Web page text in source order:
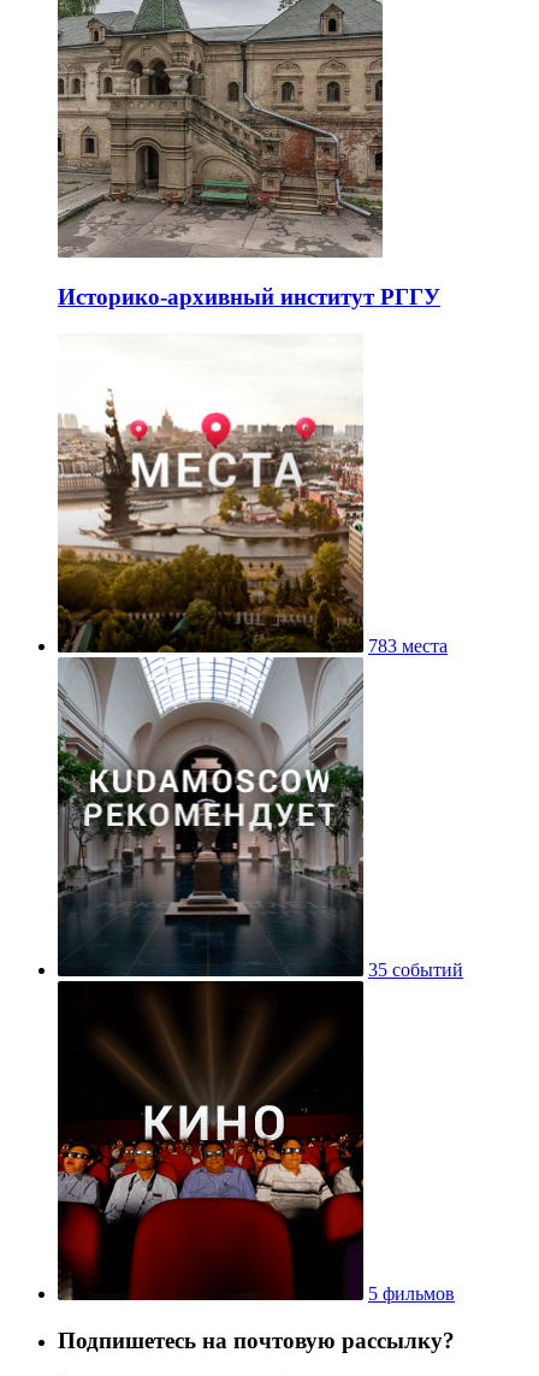
Историко-архивный институт РГГУ
783 места
35 событий
5 фильмов
Подпишетесь на почтовую рассылку?